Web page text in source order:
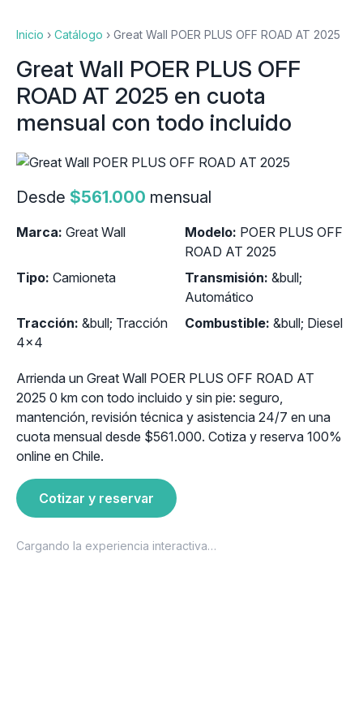
Inicio › Catálogo › Great Wall POER PLUS OFF ROAD AT 2025
Great Wall POER PLUS OFF
ROAD AT 2025 en cuota
mensual con todo incluido
Desde $561.000 mensual
Marca: Great Wall Modelo: POER PLUS OFF
ROAD AT 2025
Tipo: Camioneta Transmisión: &bull;
Automático
Tracción: &bull; Tracción
4x4
Combustible: &bull; Diesel
Arrienda un Great Wall POER PLUS OFF ROAD AT
2025 0 km con todo incluido y sin pie: seguro,
mantención, revisión técnica y asistencia 24/7 en una
cuota mensual desde $561.000. Cotiza y reserva 100%
online en Chile.
Cotizar y reservar
Cargando la experiencia interactiva…